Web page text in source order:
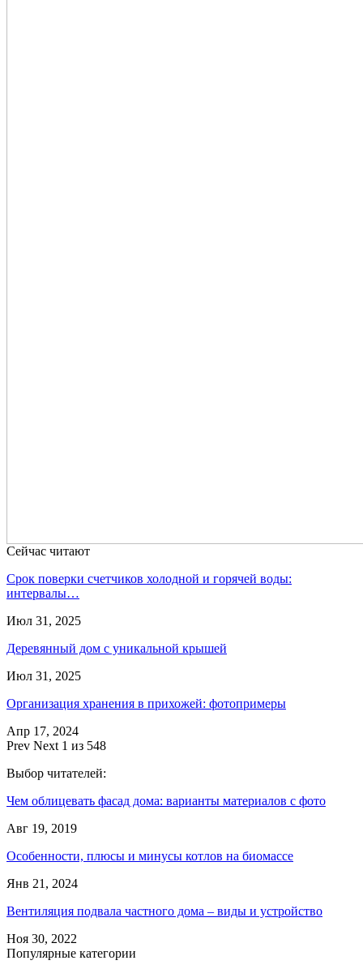
Сейчас читают
Срок поверки счетчиков холодной и горячей воды:
интервалы…
Июл 31, 2025
Деревянный дом с уникальной крышей
Июл 31, 2025
Организация хранения в прихожей: фотопримеры
Апр 17, 2024
Prev Next 1 из 548
Выбор читателей:
Чем облицевать фасад дома: варианты материалов с фото
Авг 19, 2019
Особенности, плюсы и минусы котлов на биомассе
Янв 21, 2024
Вентиляция подвала частного дома – виды и устройство
Ноя 30, 2022
Популярные категории